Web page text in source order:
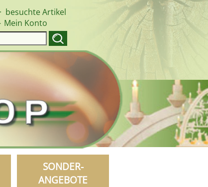
· besuchte Artikel
Mein Konto
SONDER-
ANGEBOTE